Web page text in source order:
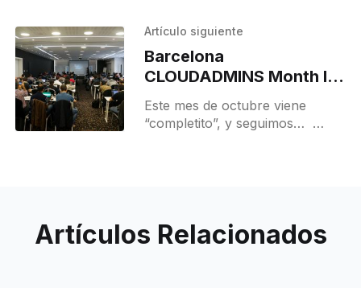
información, al principio todo el
abrumador. Existen
Artículo siguiente
Barcelona
CLOUDADMINS Month I:
OpenNebula Conf (21-
22/10)
Este mes de octubre viene
“completito”, y seguimos…
Artículos Relacionados